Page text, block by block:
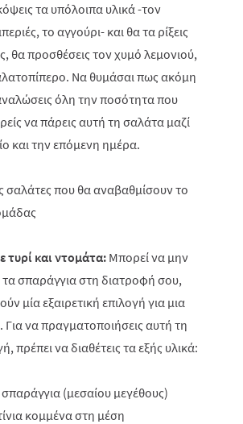
τα υπόλοιπα υλικά -τον
το αγγούρι- και θα τα ρίξεις
θα προσθέσεις τον χυμό λεμονιού,
Να θυμάσαι πως ακόμη
όλη την ποσότητα που
να πάρεις αυτή τη σαλάτα μαζί
και την επόμενη ημέρα.
τυρί και ντομάτα:Μπορεί να μην
τα σπαράγγια στη διατροφή σου,
μία εξαιρετική επιλογή για μια
Για να πραγματοποιήσεις αυτή τη
πρέπει να διαθέτεις τα εξής υλικά:
(μεσαίου μεγέθους)
κομμένα στη μέση